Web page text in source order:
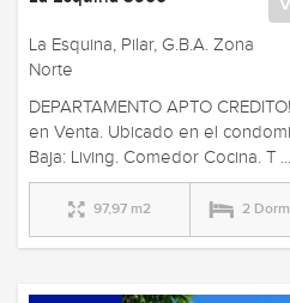
La Esquina, Pilar, G.B.A. Zona
Norte
DEPARTAMENTO APTO
en Venta. Ubicado en el
Baja: Living. Comedor Cocina. T ...
97,97 m2 2